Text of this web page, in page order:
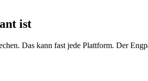
ist
Das kann fast jede Plattform. Der